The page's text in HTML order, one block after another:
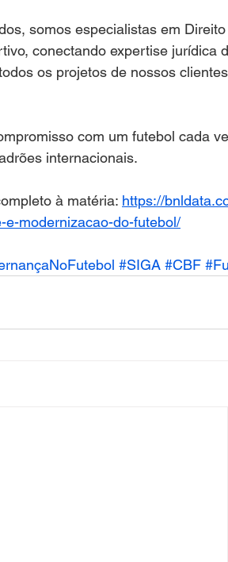
somos especialistas em
conectando expertise jurídica
os projetos de nossos
com um futebol cada
internacionais.
à matéria: https://
modernizacao-do-futebol/
#SIGA #CBF